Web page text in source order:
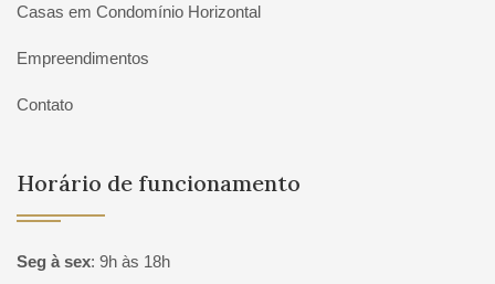
Casas em Condomínio Horizontal
Empreendimentos
Contato
Horário de funcionamento
Seg à sex: 9h às 18h